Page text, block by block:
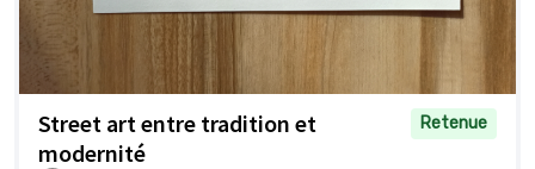
Street art entre tradition et
modernité
Retenue